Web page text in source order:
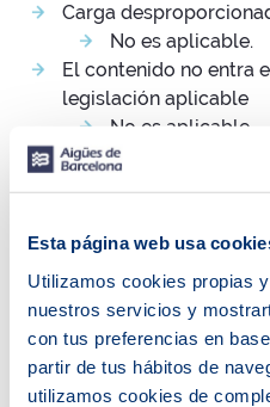
Esta página web usa
Utilizamos cookies propias
nuestros servicios y
con tus preferencias en
partir de tus hábitos de
utilizamos cookies de
Carga
No es aplicable.
El contenido no entra
legislación aplicable
No es aplicable.
El método empleado para
sido una evaluación
Observaciones y datos
Puedes realizar
accesibilidad (artículo 10.2.a)